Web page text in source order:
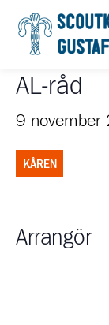
AL-råd
9
KÅREN
Arrangör